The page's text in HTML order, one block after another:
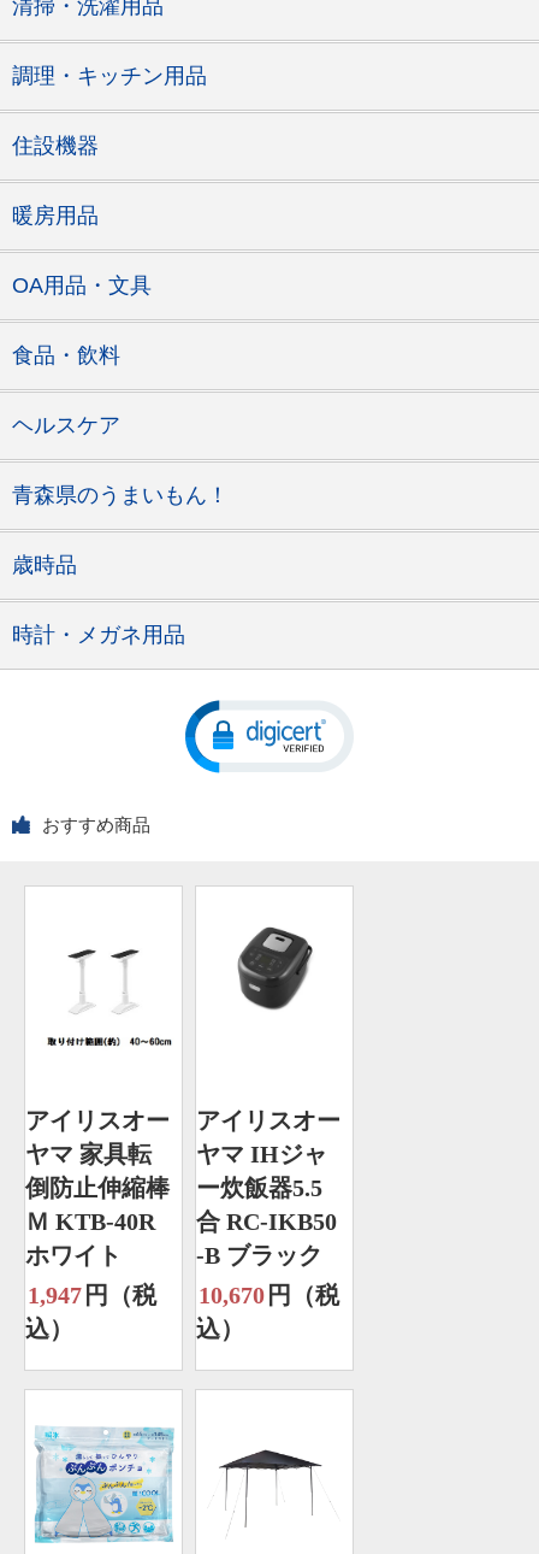
清掃・洗濯用品
調理・キッチン用品
住設機器
暖房用品
OA用品・文具
食品・飲料
ヘルスケア
青森県のうまいもん！
歳時品
時計・メガネ用品
おすすめ商品
アイリスオー
ヤマ 家具転
倒防止伸縮棒
Ｍ KTB-40R
ホワイト
1,947 円（税
込）
アイリスオー
ヤマ IHジャ
ー炊飯器5.5
合 RC-IKB50
-B ブラック
10,670 円（税
込）